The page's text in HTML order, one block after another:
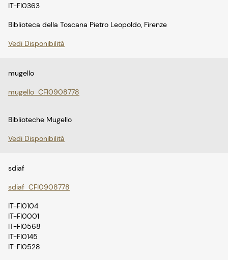
IT-FI0363
Biblioteca della Toscana Pietro Leopoldo, Firenze
Vedi Disponibilità
mugello
mugello_CFI0908778
Biblioteche Mugello
Vedi Disponibilità
sdiaf
sdiaf_CFI0908778
IT-FI0104
IT-FI0001
IT-FI0568
IT-FI0145
IT-FI0528